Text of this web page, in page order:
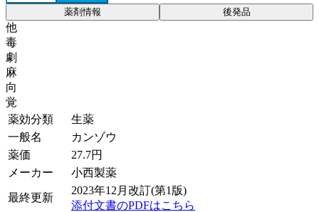
薬剤情報 後発品
他
毒
劇
麻
向
覚
薬効分類
生薬
一般名
カンゾウ
薬価
27.7円
メーカー
小西製薬
最終更新
2023年12月改訂(第1版)
添付文書のPDFはこちら